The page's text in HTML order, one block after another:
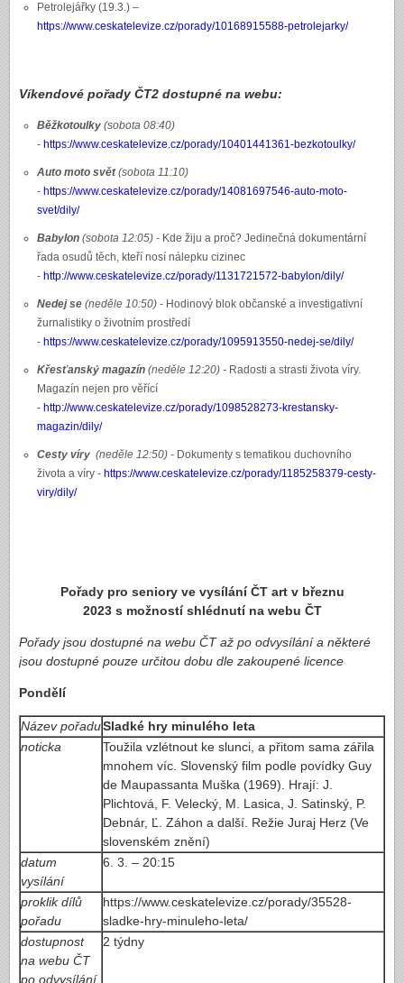
Petrolejářky (19.3.) –
https://www.ceskatelevize.cz/porady/10168915588-petrolejarky/
Víkendové pořady ČT2 dostupné na webu:
Běžkotoulky (sobota 08:40)
- https://www.ceskatelevize.cz/porady/10401441361-bezkotoulky/
Auto moto svět (sobota 11:10)
- https://www.ceskatelevize.cz/porady/14081697546-auto-moto-
svet/dily/
Babylon (sobota 12:05) - Kde žiju a proč? Jedinečná dokumentární
řada osudů těch, kteří nosí nálepku cizinec
- http://www.ceskatelevize.cz/porady/1131721572-babylon/dily/
Nedej se (neděle 10:50) - Hodinový blok občanské a investigativní
žurnalistiky o životním prostředí
- https://www.ceskatelevize.cz/porady/1095913550-nedej-se/dily/
Křesťanský magazín (neděle 12:20) - Radosti a strasti života víry.
Magazín nejen pro věřící
- http://www.ceskatelevize.cz/porady/1098528273-krestansky-
magazin/dily/
Cesty víry (neděle 12:50) - Dokumenty s tematikou duchovního
života a víry - https://www.ceskatelevize.cz/porady/1185258379-cesty-
viry/dily/
Pořady pro seniory ve vysílání ČT art v březnu
2023 s možností shlédnutí na webu ČT
Pořady jsou dostupné na webu ČT až po odvysílánía některé
jsou dostupné pouze určitou dobu dle zakoupené licence
Pondělí
Název pořaduSladké hry minulého leta
noticka
Toužila vzlétnout ke slunci, a přitom sama zářila
mnohem víc. Slovenský film podle povídky Guy
de Maupassanta Muška (1969). Hrají: J.
Plichtová, F. Velecký, M. Lasica, J. Satinský, P.
Debnár, Ľ. Záhon a další. Režie Juraj Herz (Ve
slovenském znění)
datum
vysílání
6. 3. – 20:15
proklik dílů
pořadu
https://www.ceskatelevize.cz/porady/35528-
sladke-hry-minuleho-leta/
dostupnost
na webu ČT
po odvysílání
2 týdny